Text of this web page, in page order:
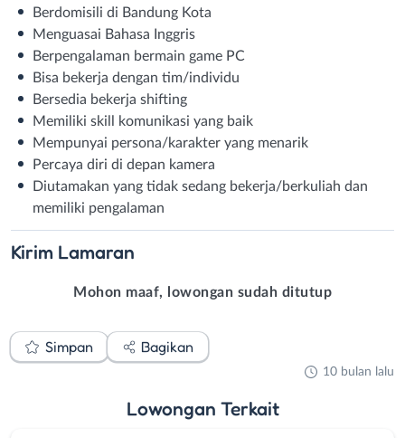
Berdomisili di Bandung Kota
Menguasai Bahasa Inggris
Berpengalaman bermain game PC
Bisa bekerja dengan tim/individu
Bersedia bekerja shifting
Memiliki skill komunikasi yang baik
Mempunyai persona/karakter yang menarik
Percaya diri di depan kamera
Diutamakan yang tidak sedang bekerja/berkuliah dan
memiliki pengalaman
Kirim Lamaran
Mohon maaf, lowongan sudah ditutup
Simpan Bagikan
10 bulan lalu
Lowongan Terkait